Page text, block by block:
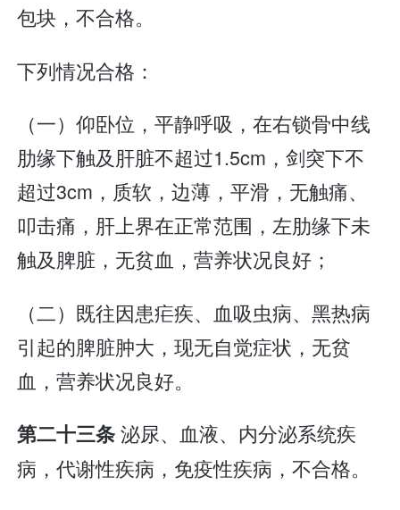
包块，不合格。
下列情况合格：
（一）仰卧位，平静呼吸，在右锁骨中线
肋缘下触及肝脏不超过1.5cm，剑突下不
超过3cm，质软，边薄，平滑，无触痛、
叩击痛，肝上界在正常范围，左肋缘下未
触及脾脏，无贫血，营养状况良好；
（二）既往因患疟疾、血吸虫病、黑热病
引起的脾脏肿大，现无自觉症状，无贫
血，营养状况良好。
第二十三条泌尿、血液、内分泌系统疾
病，代谢性疾病，免疫性疾病，不合格。